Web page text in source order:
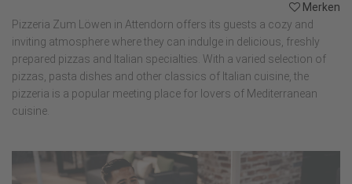
Merken
Pizzeria Zum Löwen in Attendorn offers its guests a cozy and
inviting atmosphere where they can indulge in delicious, freshly
prepared pizzas and Italian specialties. With a varied selection of
pizzas, pasta dishes and other classics of Italian cuisine, the
pizzeria is a popular meeting place for lovers of Mediterranean
cuisine.